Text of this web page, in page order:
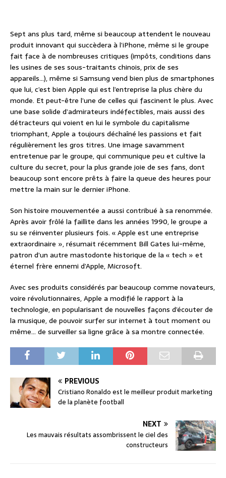
Sept ans plus tard, même si beaucoup attendent le nouveau
produit innovant qui succèdera à l’iPhone, même si le groupe
fait face à de nombreuses critiques (impôts, conditions dans
les usines de ses sous-traitants chinois, prix de ses
appareils…), même si Samsung vend bien plus de smartphones
que lui, c’est bien Apple qui est l’entreprise la plus chère du
monde. Et peut-être l’une de celles qui fascinent le plus. Avec
une base solide d’admirateurs indéfectibles, mais aussi des
détracteurs qui voient en lui le symbole du capitalisme
triomphant, Apple a toujours déchaîné les passions et fait
régulièrement les gros titres. Une image savamment
entretenue par le groupe, qui communique peu et cultive la
culture du secret, pour la plus grande joie de ses fans, dont
beaucoup sont encore prêts à faire la queue des heures pour
mettre la main sur le dernier iPhone.
Son histoire mouvementée a aussi contribué à sa renommée.
Après avoir frôlé la faillite dans les années 1990, le groupe a
su se réinventer plusieurs fois. « Apple est une entreprise
extraordinaire », résumait récemment Bill Gates lui-même,
patron d’un autre mastodonte historique de la « tech » et
éternel frère ennemi d’Apple, Microsoft.
Avec ses produits considérés par beaucoup comme novateurs,
voire révolutionnaires, Apple a modifié le rapport à la
technologie, en popularisant de nouvelles façons d’écouter de
la musique, de pouvoir surfer sur internet à tout moment ou
même… de surveiller sa ligne grâce à sa montre connectée.
PREVIOUS
Cristiano Ronaldo est le meilleur produit marketing
de la planète football
NEXT
Les mauvais résultats assombrissent le ciel des
constructeurs